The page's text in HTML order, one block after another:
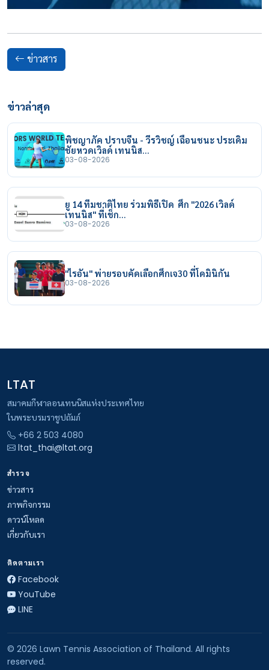
ข่าวสาร
ข่าวล่าสุด
พิชญาภัค ปราบจีน - วีรวิชญ์ เฉือนชนะ ประเดิม
ชัยหวดเวิลด์ เทนนิส…
03-08-2026
ยู 14 ทีมชาติไทย ร่วมพิธีเปิด ศึก "2026 เวิลด์
เทนนิส" ที่เช็ก…
03-08-2026
"ไรอัน" พ่ายรอบคัดเลือกศึกเจ30 ที่โดมินิกัน
03-08-2026
LTAT
สมาคมกีฬาลอนเทนนิสแห่งประเทศไทย
ในพระบรมราชูปถัมภ์
+66 2 503 4080
ltat_thai@ltat.org
สำรวจ
ข่าวสาร
ภาพกิจกรรม
ดาวน์โหลด
เกี่ยวกับเรา
ติดตามเรา
Facebook
YouTube
LINE
© 2026 Lawn Tennis Association of Thailand. All rights
reserved.